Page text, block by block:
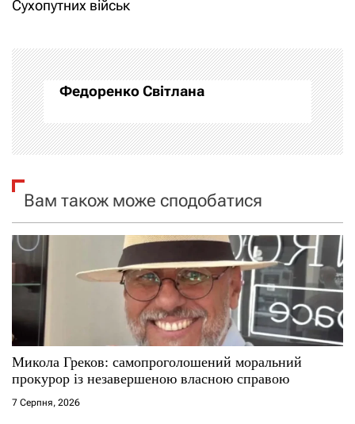
а
ц
і
а
с
і
в
Сухопутних військ
Федоренко Світлана
Вам також може сподобатися
Микола Греков: самопроголошений моральний
прокурор із незавершеною власною справою
7 Серпня, 2026